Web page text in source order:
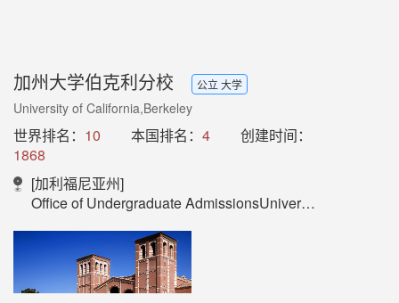
加州大学伯克利分校 公立 大学
University of California,Berkeley
世界排名： 10 本国排名： 4
创建时间：
1868
[加利福尼亚州]
Office of Undergraduate AdmissionsUniversity of California, Berkeley110 Sproul Hall #5800Berkeley, CA 94720-5800